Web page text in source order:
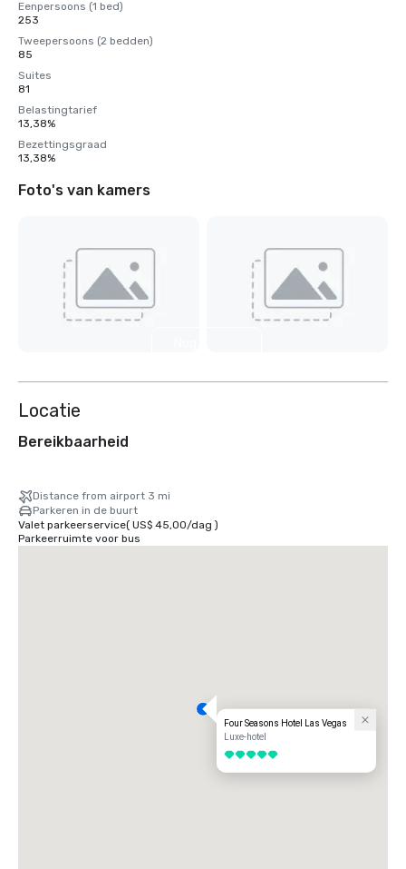
Eenpersoons (1 bed)
253
Tweepersoons (2 bedden)
85
Suites
81
Belastingtarief
13,38%
Bezettingsgraad
13,38%
Foto's van kamers
Locatie
Bereikbaarheid
Distance from airport 3 mi
Parkeren in de buurt
Valet parkeerservice( US$ 45,00/dag )
Parkeerruimte voor bus
Four Seasons Hotel Las Vegas
Luxe-hotel
5 van 5